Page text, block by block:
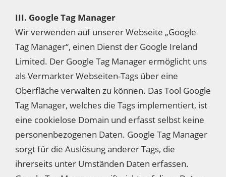
III. Google Tag Manager
Wir verwenden auf unserer Webseite „Google
Tag Manager“, einen Dienst der Google Ireland
Limited. Der Google Tag Manager ermöglicht uns
als Vermarkter Webseiten-Tags über eine
Oberfläche verwalten zu können. Das Tool Google
Tag Manager, welches die Tags implementiert, ist
eine cookielose Domain und erfasst selbst keine
personenbezogenen Daten. Google Tag Manager
sorgt für die Auslösung anderer Tags, die
ihrerseits unter Umständen Daten erfassen.